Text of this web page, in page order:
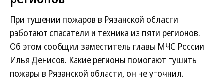
При тушении пожаров в Рязанской области
работают спасатели и техника из пяти регионов.
Об этом сообщил заместитель главы МЧС России
Илья Денисов. Какие регионы помогают тушить
пожары в Рязанской области, он не уточнил.